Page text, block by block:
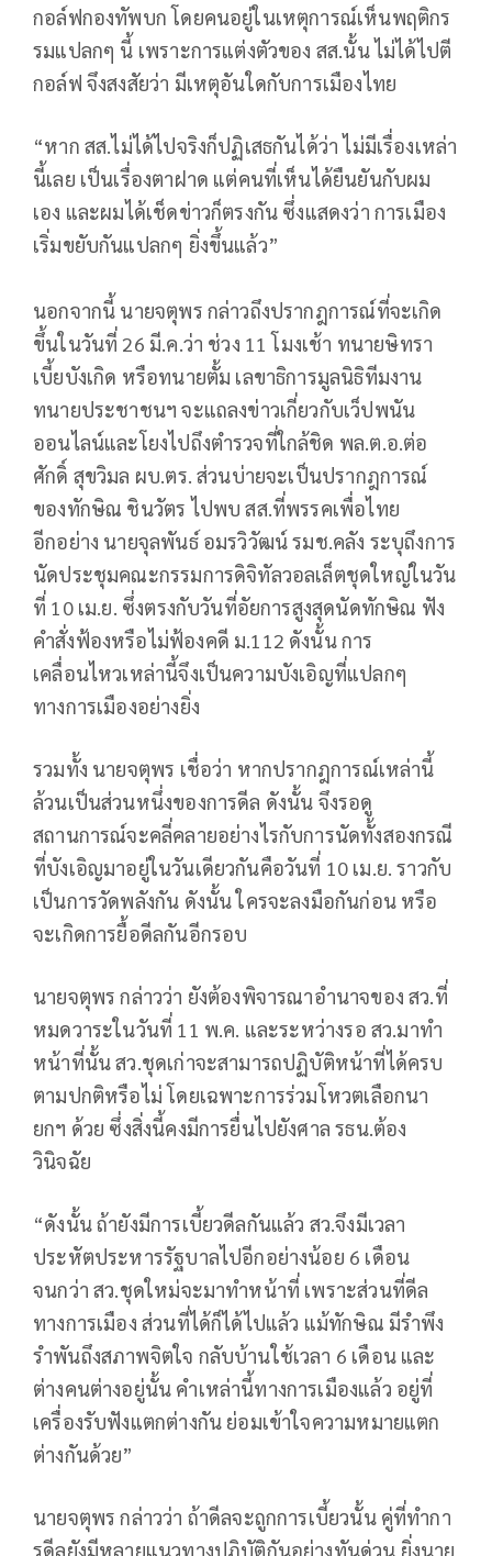
กอล์ฟกองทัพบก โดยคนอยู่ในเหตุการณ์เห็นพฤติกร
รมแปลกๆ นี้ เพราะการแต่งตัวของ สส.นั้น ไม่ได้ไปตี
กอล์ฟ จึงสงสัยว่า มีเหตุอันใดกับการเมืองไทย
“หาก สส.ไม่ได้ไปจริงก็ปฏิเสธกันได้ว่า ไม่มีเรื่องเหล่า
นี้เลย เป็นเรื่องตาฝาด แต่คนที่เห็นได้ยืนยันกับผม
เอง และผมได้เช็ดข่าวก็ตรงกัน ซึ่งแสดงว่า การเมือง
เริ่มขยับกันแปลกๆ ยิ่งขึ้นแล้ว”
นอกจากนี้ นายจตุพร กล่าวถึงปรากฎการณ์ที่จะเกิด
ขึ้นในวันที่ 26 มี.ค.ว่า ช่วง 11 โมงเช้า ทนายษิทรา
เบี้ยบังเกิด หรือทนายตั้ม เลขาธิการมูลนิธิทีมงาน
ทนายประชาชนฯ จะแถลงข่าวเกี่ยวกับเว็ปพนัน
ออนไลน์และโยงไปถึงตำรวจที่ใกล้ชิด พล.ต.อ.ต่อ
ศักดิ์ สุขวิมล ผบ.ตร. ส่วนบ่ายจะเป็นปรากฎการณ์
ของทักษิณ ชินวัตร ไปพบ สส.ที่พรรคเพื่อไทย
อีกอย่าง นายจุลพันธ์ อมรวิวัฒน์ รมช.คลัง ระบุถึงการ
นัดประชุมคณะกรรมการดิจิทัลวอลเล็ตชุดใหญ่ในวัน
ที่ 10 เม.ย. ซึ่งตรงกับวันที่อัยการสูงสุดนัดทักษิณ ฟัง
คำสั่งฟ้องหรือไม่ฟ้องคดี ม.112 ดังนั้น การ
เคลื่อนไหวเหล่านี้จึงเป็นความบังเอิญที่แปลกๆ
ทางการเมืองอย่างยิ่ง
รวมทั้ง นายจตุพร เชื่อว่า หากปรากฎการณ์เหล่านี้
ล้วนเป็นส่วนหนึ่งของการดีล ดังนั้น จึงรอดู
สถานการณ์จะคลี่คลายอย่างไรกับการนัดทั้งสองกรณี
ที่บังเอิญมาอยู่ในวันเดียวกันคือวันที่ 10 เม.ย. ราวกับ
เป็นการวัดพลังกัน ดังนั้น ใครจะลงมือกันก่อน หรือ
จะเกิดการยื้อดีลกันอีกรอบ
นายจตุพร กล่าวว่า ยังต้องพิจารณาอำนาจของ สว.ที่
หมดวาระในวันที่ 11 พ.ค. และระหว่างรอ สว.มาทำ
หน้าที่นั้น สว.ชุดเก่าจะสามารถปฏิบัติหน้าที่ได้ครบ
ตามปกติหรือไม่ โดยเฉพาะการร่วมโหวตเลือกนา
ยกฯ ด้วย ซึ่งสิ่งนี้คงมีการยื่นไปยังศาล รธน.ต้อง
วินิจฉัย
“ดังนั้น ถ้ายังมีการเบี้ยวดีลกันแล้ว สว.จึงมีเวลา
ประหัตประหารรัฐบาลไปอีกอย่างน้อย 6 เดือน
จนกว่า สว.ชุดใหม่จะมาทำหน้าที่ เพราะส่วนที่ดีล
ทางการเมือง ส่วนที่ได้ก็ได้ไปแล้ว แม้ทักษิณ มีรำพึง
รำพันถึงสภาพจิตใจ กลับบ้านใช้เวลา 6 เดือน และ
ต่างคนต่างอยู่นั้น คำเหล่านี้ทางการเมืองแล้ว อยู่ที่
เครื่องรับฟังแตกต่างกัน ย่อมเข้าใจความหมายแตก
ต่างกันด้วย”
นายจตุพร กล่าวว่า ถ้าดีลจะถูกการเบี้ยวนั้น คู่ที่ทำกา
รดีลยังมีหลายแนวทางปฏิบัติกันอย่างทันด่วน ยิ่งนาย